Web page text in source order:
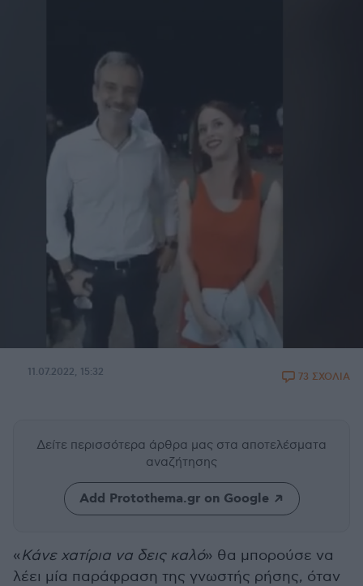
11.07.2022, 15:32 73 ΣΧΟΛΙΑ
Δείτε περισσότερα άρθρα μας στα αποτελέσματα
αναζήτησης
Add Protothema.gr on Google
«Κάνε χατίρια να δεις καλό» θα μπορούσε να
λέει μία παράφραση της γνωστής ρήσης, όταν